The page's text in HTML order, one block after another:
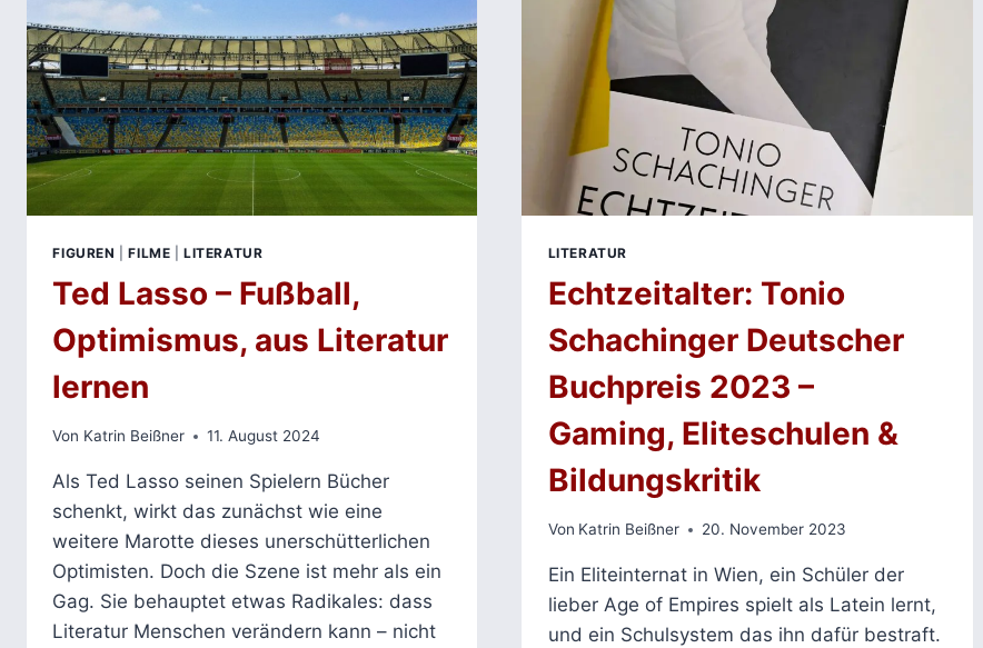
FIGUREN |FILME |LITERATUR
Ted Lasso – Fußball,
Optimismus, aus Literatur
lernen
Von Katrin Beißner 11. August 2024
Als Ted Lasso seinen Spielern Bücher
schenkt, wirkt das zunächst wie eine
weitere Marotte dieses unerschütterlichen
Optimisten. Doch die Szene ist mehr als ein
Gag. Sie behauptet etwas Radikales: dass
Literatur Menschen verändern kann – nicht
LITERATUR
Echtzeitalter: Tonio
Schachinger Deutscher
Buchpreis 2023 –
Gaming, Eliteschulen &
Bildungskritik
Von Katrin Beißner 20. November 2023
Ein Eliteinternat in Wien, ein Schüler der
lieber Age of Empires spielt als Latein lernt,
und ein Schulsystem das ihn dafür bestraft.